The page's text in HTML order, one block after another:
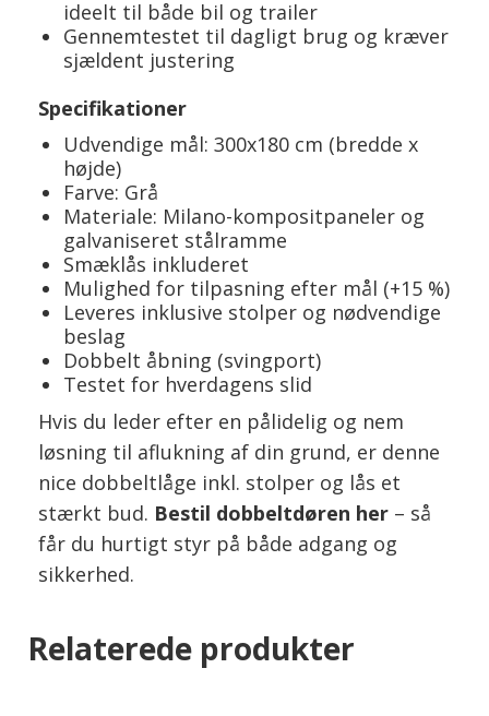
ideelt til både bil og trailer
Gennemtestet til dagligt brug og kræver
sjældent justering
Specifikationer
Udvendige mål: 300x180 cm (bredde x
højde)
Farve: Grå
Materiale: Milano-kompositpaneler og
galvaniseret stålramme
Smæklås inkluderet
Mulighed for tilpasning efter mål (+15 %)
Leveres inklusive stolper og nødvendige
beslag
Dobbelt åbning (svingport)
Testet for hverdagens slid
Hvis du leder efter en pålidelig og nem
løsning til aflukning af din grund, er denne
nice dobbeltlåge inkl. stolper og lås et
stærkt bud. Bestil dobbeltdøren her – så
får du hurtigt styr på både adgang og
sikkerhed.
Relaterede produkter